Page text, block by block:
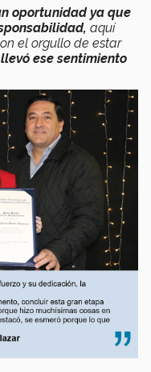
oportunidad ya que
aquí
el orgullo de estar
ese sentimiento